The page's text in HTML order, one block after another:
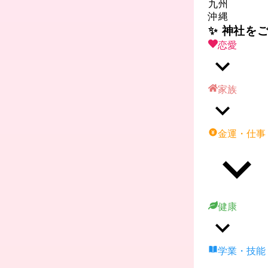
九州
沖縄
✨ 神社を
恋愛
家族
金運・仕事
健康
学業・技能